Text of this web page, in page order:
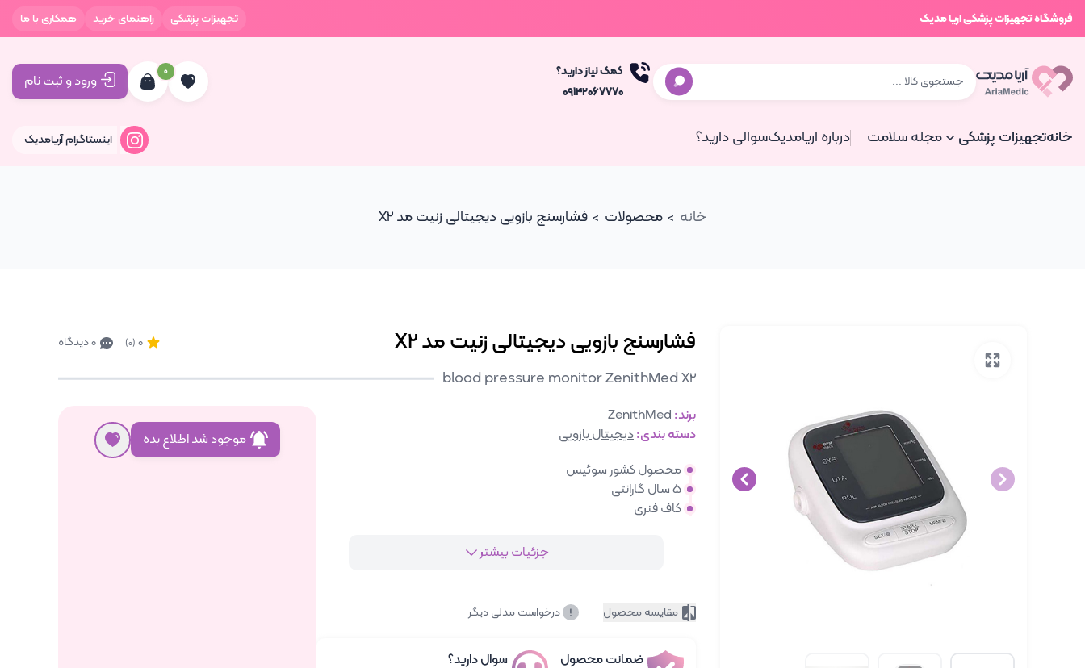
فروشگاه تجهیزات پزشکی اریا مدیک تجهیزات پزشکی راهنمای خرید همکاری با ما
کمک نیاز دارید؟
۰۹۱۴۲۰۶۷۷۷۰
0
ورود و ثبت نام
خانهتجهیزات پزشکی مجله سلامت درباره اریامدیکسوالی دارید؟ اینستاگرام آریامدیک
خانه محصولات فشارسنج بازویی دیجیتالی زنیت مد X2
فشارسنج بازویی دیجیتالی زنیت مد X2 0
(0)
blood pressure monitor ZenithMed X2
برند:ZenithMed
دسته بندی:دیجیتال بازویی
محصول کشور سوئیس
کاف فنری
جزئیات بیشتر
مقایسه محصول درخواست مدلی دیگر
ضمانت محصول سوال دارید؟
موجود شد اطلاع بده